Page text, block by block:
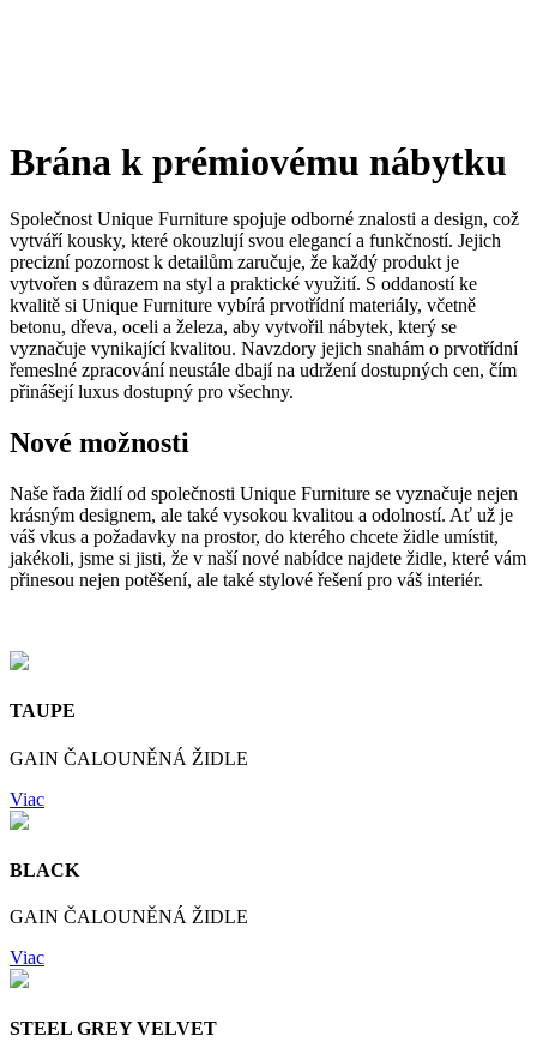
Brána k prémiovému nábytku
Společnost Unique Furniture spojuje odborné znalosti a design, což
vytváří kousky, které okouzlují svou elegancí a funkčností. Jejich
precizní pozornost k detailům zaručuje, že každý produkt je
vytvořen s důrazem na styl a praktické využití. S oddaností ke
kvalitě si Unique Furniture vybírá prvotřídní materiály, včetně
betonu, dřeva, oceli a železa, aby vytvořil nábytek, který se
vyznačuje vynikající kvalitou. Navzdory jejich snahám o prvotřídní
řemeslné zpracování neustále dbají na udržení dostupných cen, čím
přinášejí luxus dostupný pro všechny.
Nové možnosti
Naše řada židlí od společnosti Unique Furniture se vyznačuje nejen
krásným designem, ale také vysokou kvalitou a odolností. Ať už je
váš vkus a požadavky na prostor, do kterého chcete židle umístit,
jakékoli, jsme si jisti, že v naší nové nabídce najdete židle, které vám
přinesou nejen potěšení, ale také stylové řešení pro váš interiér.
TAUPE
GAIN ČALOUNĚNÁ ŽIDLE
Viac
BLACK
GAIN ČALOUNĚNÁ ŽIDLE
Viac
STEEL GREY VELVET